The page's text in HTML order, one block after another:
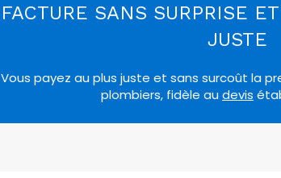
FACTURE SANS SURPRISE
JUSTE
Vous payez au plus juste et sans surcoût la
plombiers, fidèle audevis